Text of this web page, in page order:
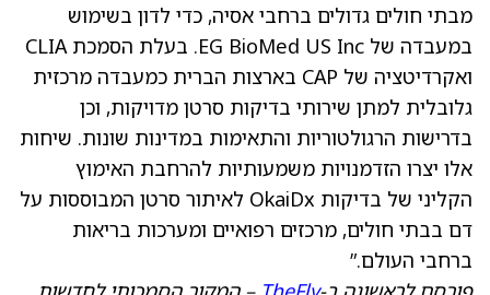
מבתי חולים גדולים ברחבי אסיה, כדי לדון בשימוש
במעבדה של EG BioMed US Inc. בעלת הסמכת CLIA
ואקרדיטציה של CAP בארצות הברית כמעבדה מרכזית
גלובלית למתן שירותי בדיקות סרטן מדויקות, וכן
בדרישות הרגולטוריות והתאימות במדינות שונות. שיחות
אלו יצרו הזדמנויות משמעותיות להרחבת האימוץ
הקליני של בדיקות OkaiDx לאיתור סרטן המבוססות על
דם בבתי חולים, מרכזים רפואיים ומערכות בריאות
ברחבי העולם.”